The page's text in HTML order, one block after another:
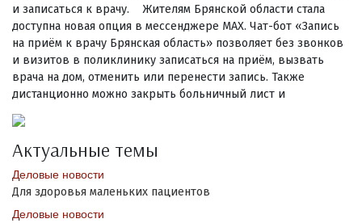
и записаться к врачу. Жителям Брянской области стала
доступна новая опция в мессенджере MAX. Чат-бот «Запись
на приём к врачу Брянская область» позволяет без звонков
и визитов в поликлинику записаться на приём, вызвать
врача на дом, отменить или перенести запись. Также
дистанционно можно закрыть больничный лист и
Актуальные темы
Деловые новости
Для здоровья маленьких пациентов
Деловые новости